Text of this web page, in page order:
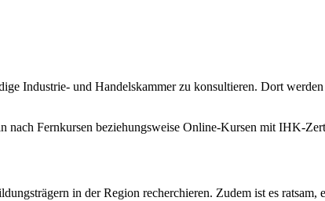
Industrie- und Handelskammer zu konsultieren. Dort
Fernkursen beziehungsweise Online-Kursen mit IHK-
in der Region recherchieren. Zudem ist es ratsam,